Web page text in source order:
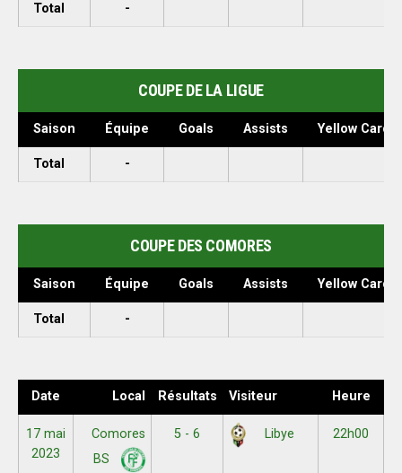
Total -
COUPE DE LA LIGUE
Saison Équipe Goals Assists Yellow Cards
Total -
COUPE DES COMORES
Saison Équipe Goals Assists Yellow Cards
Total -
Date Local Résultats Visiteur Heure
17 mai
2023
Comores
BS
5 - 6 Libye 22h00